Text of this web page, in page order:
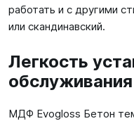
работать и с другими
или скандинавский.
Легкость
обслуживания
МДФ Evogloss Бетон